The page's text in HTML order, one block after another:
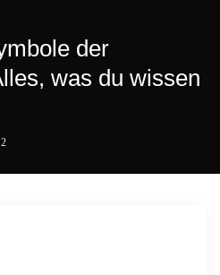
der
was du wissen